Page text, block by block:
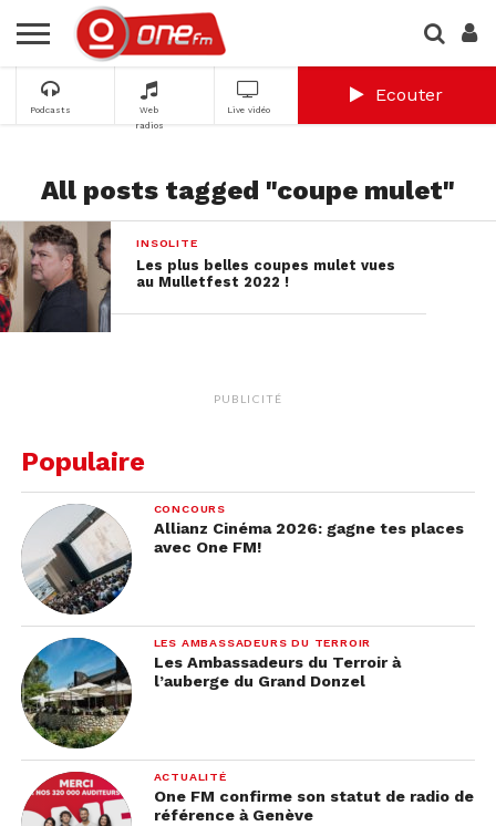
Podcasts
Web
radios
Live vidéo
Ecouter
All posts tagged "coupe mulet"
INSOLITE
Les plus belles coupes mulet vues
au Mulletfest 2022 !
PUBLICITÉ
Populaire
CONCOURS
Allianz Cinéma 2026: gagne tes places
avec One FM!
LES AMBASSADEURS DU TERROIR
Les Ambassadeurs du Terroir à
l’auberge du Grand Donzel
ACTUALITÉ
One FM confirme son statut de radio de
référence à Genève